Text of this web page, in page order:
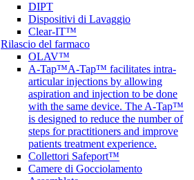
DIPT
Dispositivi di Lavaggio
Clear-IT™
Rilascio del farmaco
OLAV™
A-Tap™A-Tap™ facilitates intra-
articular injections by allowing
aspiration and injection to be done
with the same device. The A-Tap™
is designed to reduce the number of
steps for practitioners and improve
patients treatment experience.
Collettori Safeport™
Camere di Gocciolamento